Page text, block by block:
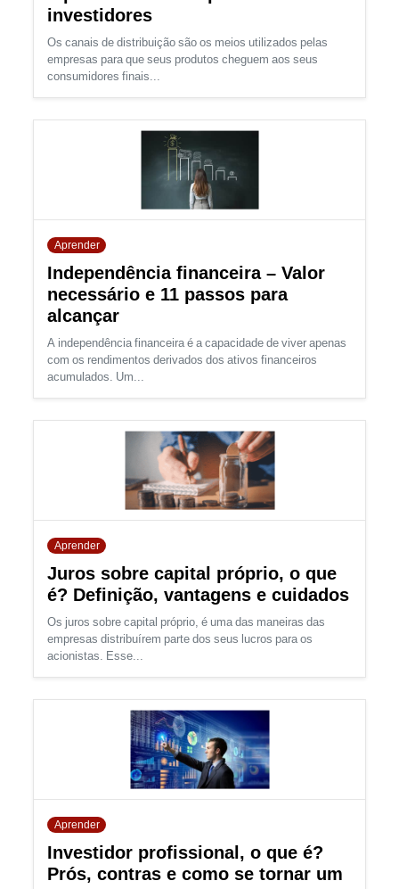
investidores
Os canais de distribuição são os meios utilizados pelas
empresas para que seus produtos cheguem aos seus
consumidores finais...
Aprender
Independência financeira – Valor
necessário e 11 passos para
alcançar
A independência financeira é a capacidade de viver apenas
com os rendimentos derivados dos ativos financeiros
acumulados. Um...
Aprender
Juros sobre capital próprio, o que
é? Definição, vantagens e cuidados
Os juros sobre capital próprio, é uma das maneiras das
empresas distribuírem parte dos seus lucros para os
acionistas. Esse...
Aprender
Investidor profissional, o que é?
Prós, contras e como se tornar um